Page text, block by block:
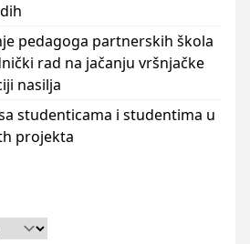
pedagoga partnerskih škola
rad na jačanju vršnjačke
nasilja
studenticama i studentima u
projekta